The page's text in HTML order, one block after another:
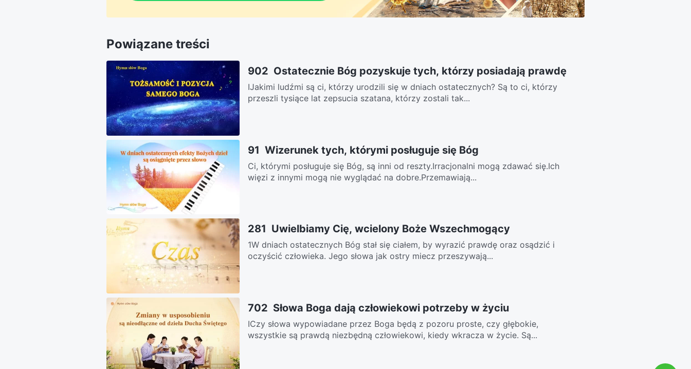
Powiązane treści
902 Ostatecznie Bóg pozyskuje tych, którzy posiadają prawdę
ⅠJakimi ludźmi są ci, którzy urodzili się w dniach ostatecznych? Są to ci, którzy
przeszli tysiące lat zepsucia szatana, którzy zostali tak...
91 Wizerunek tych, którymi posługuje się Bóg
Ci, którymi posługuje się Bóg, są inni od reszty.Irracjonalni mogą zdawać się.Ich
więzi z innymi mogą nie wyglądać na dobre.Przemawiają...
281 Uwielbiamy Cię, wcielony Boże Wszechmogący
1W dniach ostatecznych Bóg stał się ciałem, by wyrazić prawdę oraz osądzić i
oczyścić człowieka. Jego słowa jak ostry miecz przeszywają...
702 Słowa Boga dają człowiekowi potrzeby w życiu
ⅠCzy słowa wypowiadane przez Boga będą z pozoru proste, czy głębokie,
wszystkie są prawdą niezbędną człowiekowi, kiedy wkracza w życie. Są...